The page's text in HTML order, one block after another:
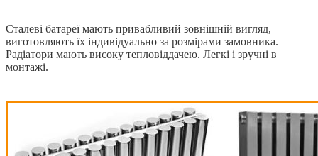
Сталеві батареї мають привабливий зовнішній вигляд,
виготовляють їх індивідуально за розмірами замовника.
Радіатори мають високу тепловіддачею. Легкі і зручні в
монтажі.